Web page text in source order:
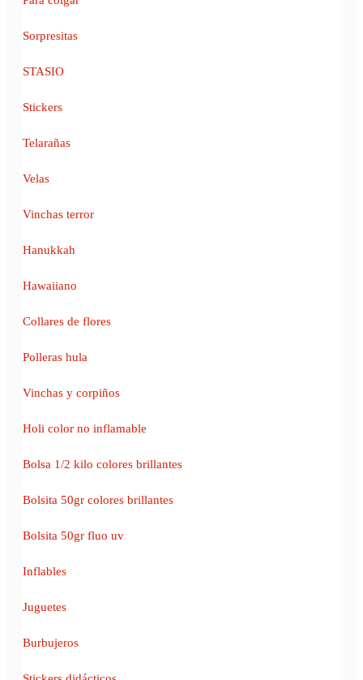
Sorpresitas
STASIO
Stickers
Telarañas
Velas
Vinchas terror
Hanukkah
Hawaiiano
Collares de flores
Polleras hula
Vinchas y corpiños
Holi color no inflamable
Bolsa 1/2 kilo colores brillantes
Bolsita 50gr colores brillantes
Bolsita 50gr fluo uv
Inflables
Juguetes
Burbujeros